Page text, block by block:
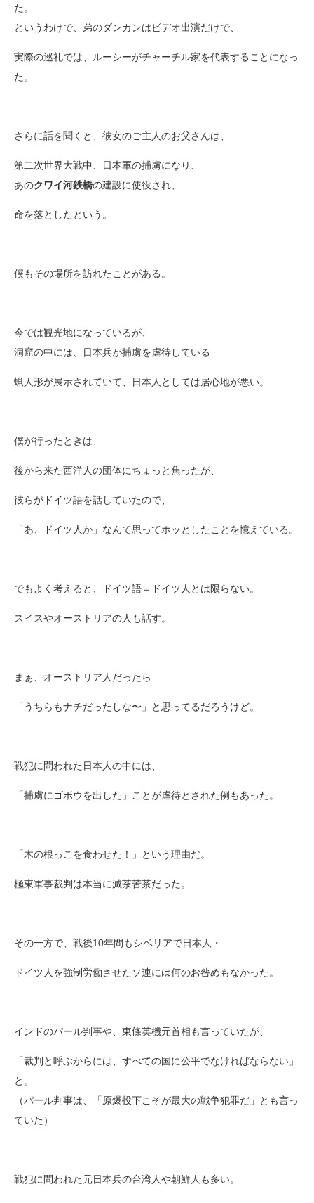
た。
というわけで、弟のダンカンはビデオ出演だけで、
実際の巡礼では、ルーシーがチャーチル家を代表することになっ
た。
さらに話を聞くと、彼女のご主人のお父さんは、
第二次世界大戦中、日本軍の捕虜になり、
あのクワイ河鉄橋の建設に使役され、
命を落としたという。
僕もその場所を訪れたことがある。
今では観光地になっているが、
洞窟の中には、日本兵が捕虜を虐待している
蝋人形が展示されていて、日本人としては居心地が悪い。
僕が行ったときは、
後から来た西洋人の団体にちょっと焦ったが、
彼らがドイツ語を話していたので、
「あ、ドイツ人か」なんて思ってホッとしたことを憶えている。
でもよく考えると、ドイツ語＝ドイツ人とは限らない。
スイスやオーストリアの人も話す。
まぁ、オーストリア人だったら
「うちらもナチだったしな〜」と思ってるだろうけど。
戦犯に問われた日本人の中には、
「捕虜にゴボウを出した」ことが虐待とされた例もあった。
「木の根っこを食わせた！」という理由だ。
極東軍事裁判は本当に滅茶苦茶だった。
その一方で、戦後10年間もシベリアで日本人・
ドイツ人を強制労働させたソ連には何のお咎めもなかった。
インドのパール判事や、東條英機元首相も言っていたが、
「裁判と呼ぶからには、すべての国に公平でなければならない」
と。
（パール判事は、「原爆投下こそが最大の戦争犯罪だ」とも言っ
ていた）
戦犯に問われた元日本兵の台湾人や朝鮮人も多い。